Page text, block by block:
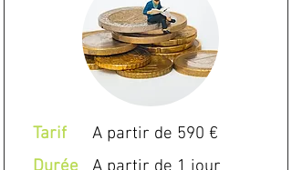
Tarif
A partir de 590 €